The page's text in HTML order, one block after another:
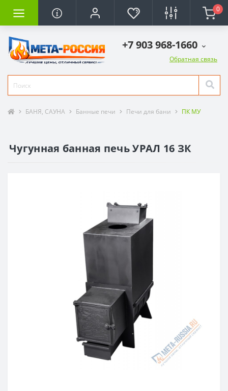
0
+7 903 968-1660
Обратная связь
БАНЯ, САУНА Банные печи Печи для бани ПК МУ
Чугунная банная печь УРАЛ 16 ЗК